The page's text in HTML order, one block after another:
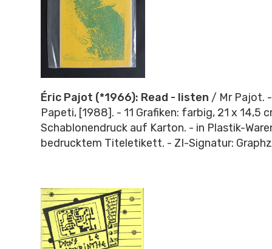
Éric Pajot (*1966): Read - listen / Mr Pajot.
Papeti, [1988]. - 11 Grafiken: farbig, 21 x 14,5
Schablonendruck auf Karton. - in Plastik-
bedrucktem Titeletikett. - ZI-Signatur: